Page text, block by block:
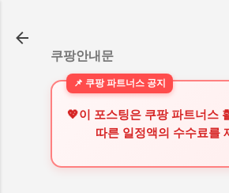
쿠팡안내문
💖이 포스팅은 쿠팡 파트너스
따른 일정액의 수수료를